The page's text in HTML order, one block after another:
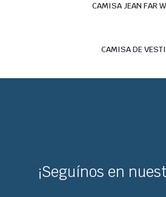
CAMISA JEAN FAR
CAMISA DE
¡Seguínos en